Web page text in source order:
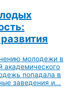
молодежи в
академического
попадала в
заведения и...